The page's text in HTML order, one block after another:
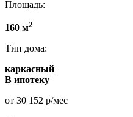
Площадь:
160 м2
Тип дома:
каркасный
В ипотеку
от 30 152 р/мес